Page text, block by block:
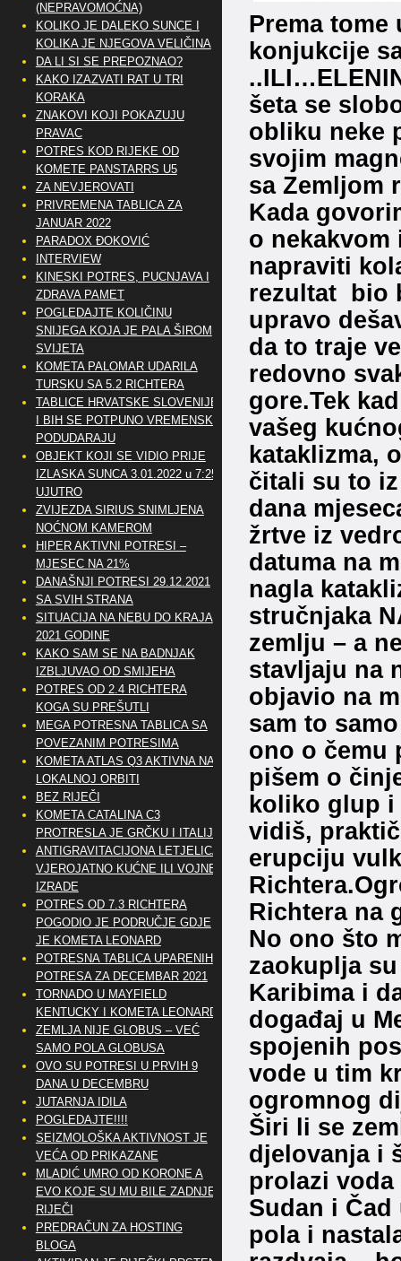
Prema
konjukcije
šeta se
obliku neke
svojim
sa Zemljom
Kada
o nekakvom
napraviti
rezultat bio
upravo
da to traje
redovno
gore.Tek
vašeg
kataklizma,
čitali su to
dana
žrtve iz
datuma na
nagla
stručnjaka
zemlju – a
stavljaju na
objavio na
sam to
ono o čemu
pišem o
koliko glup i
vidiš,
erupciju
Richtera na
No ono što
zaokuplja
Karibima i
događaj u
spojenih
vode u tim
ogromnog
Širi li se
djelovanja i
prolazi voda
Sudan i
pola i
(NEPRAVOMOĆNA)
KOLIKO JE DALEKO SUNCE I
KOLIKA JE NJEGOVA VELIČINA
DA LI SI SE PREPOZNAO?
KAKO IZAZVATI RAT U TRI
KORAKA
ZNAKOVI KOJI POKAZUJU
PRAVAC
POTRES KOD RIJEKE OD
KOMETE PANSTARRS U5
ZA NEVJEROVATI
PRIVREMENA TABLICA ZA
JANUAR 2022
PARADOX ĐOKOVIĆ
INTERVIEW
KINESKI POTRES, PUCNJAVA I
ZDRAVA PAMET
POGLEDAJTE KOLIČINU
SNIJEGA KOJA JE PALA ŠIROM
SVIJETA
KOMETA PALOMAR UDARILA
TURSKU SA 5.2 RICHTERA
TABLICE HRVATSKE SLOVENIJE
I BIH SE POTPUNO VREMENSKI
PODUDARAJU
OBJEKT KOJI SE VIDIO PRIJE
IZLASKA SUNCA 3.01.2022 u 7:25
UJUTRO
ZVIJEZDA SIRIUS SNIMLJENA
NOĆNOM KAMEROM
HIPER AKTIVNI POTRESI –
MJESEC NA 21%
DANAŠNJI POTRESI 29.12.2021
SA SVIH STRANA
SITUACIJA NA NEBU DO KRAJA
2021 GODINE
KAKO SAM SE NA BADNJAK
IZBLJUVAO OD SMIJEHA
POTRES OD 2.4 RICHTERA
KOGA SU PREŠUTLI
MEGA POTRESNA TABLICA SA
POVEZANIM POTRESIMA
KOMETA ATLAS Q3 AKTIVNA NA
LOKALNOJ ORBITI
BEZ RIJEČI
KOMETA CATALINA C3
PROTRESLA JE GRČKU I ITALIJU
ANTIGRAVITACIJONA LETJELICA
VJEROJATNO KUĆNE ILI VOJNE
IZRADE
POTRES OD 7.3 RICHTERA
POGODIO JE PODRUČJE GDJE
JE KOMETA LEONARD
POTRESNA TABLICA UPARENIH
POTRESA ZA DECEMBAR 2021
TORNADO U MAYFIELD
KENTUCKY I KOMETA LEONARD
ZEMLJA NIJE GLOBUS – VEĆ
SAMO POLA GLOBUSA
OVO SU POTRESI U PRVIH 9
DANA U DECEMBRU
JUTARNJA IDILA
POGLEDAJTE!!!!
SEIZMOLOŠKA AKTIVNOST JE
VEĆA OD PRIKAZANE
MLADIĆ UMRO OD KORONE A
EVO KOJE SU MU BILE ZADNJE
RIJEČI
PREDRAČUN ZA HOSTING
BLOGA